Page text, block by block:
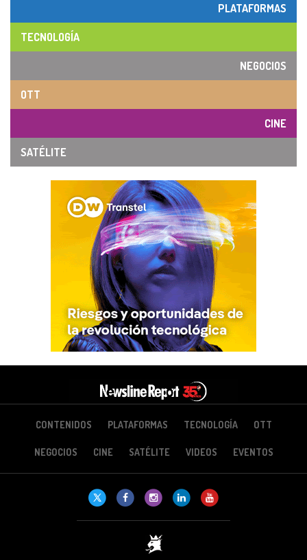
PLATAFORMAS
TECNOLOGÍA
NEGOCIOS
OTT
CINE
SATÉLITE
CONTENIDOS PLATAFORMAS TECNOLOGÍA OTT
NEGOCIOS CINE SATÉLITE VIDEOS EVENTOS